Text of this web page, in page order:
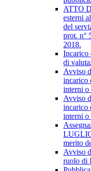
ATTO
esterni
del
prot. n°
2018.
Incarico
di
Avviso
incarico
interni o
Avviso
incarico
interni o
merito
Avviso
ruolo di